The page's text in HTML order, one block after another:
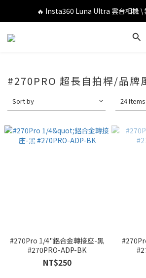
🔥 DJI OSMO POCKET 4P 口袋相機
🔥 Insta360 Luna Ultra 雲台相機 \
🔥 Insta360 GO Ultra Hello Kitty 聯名限
#270PRO 超長自拍桿/品牌
Sort by 24
#270Pro 1/4"鋁合金轉接座-黑
#270PRO-ADP-BK
NT$250